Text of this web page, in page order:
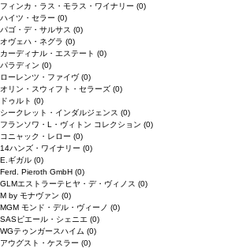
フィンカ・ラス・モラス・ワイナリー (0)
ハイツ・セラー (0)
パゴ・デ・サルサス (0)
オヴェハ・ネグラ (0)
カーディナル・エステート (0)
パラディン (0)
ローレンツ・ファイヴ(0)
オリン・スウィフト・セラーズ (0)
ドゥルト (0)
シークレット・インダルジェンス (0)
フランソワ・L・ヴィトン コレクション (0)
コニャック・レロー (0)
14ハンズ・ワイナリー (0)
E.ギガル (0)
Ferd. Pieroth GmbH (0)
GLMエストラーテヒヤ・デ・ヴィノス (0)
M by モナヴァン (0)
MGM モンド・デル・ヴィーノ (0)
SASピエール・シェニエ (0)
WGテゥンガースハイム (0)
アウグスト・ケスラー (0)